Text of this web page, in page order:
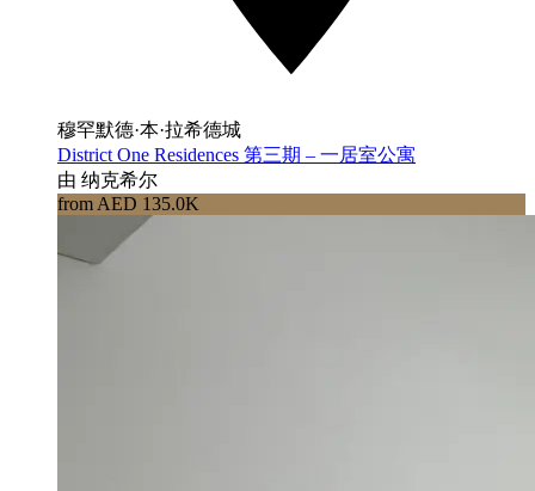
穆罕默德·本·拉希德城
District One Residences 第三期 – 一居室公寓
由 纳克希尔
from AED 135.0K